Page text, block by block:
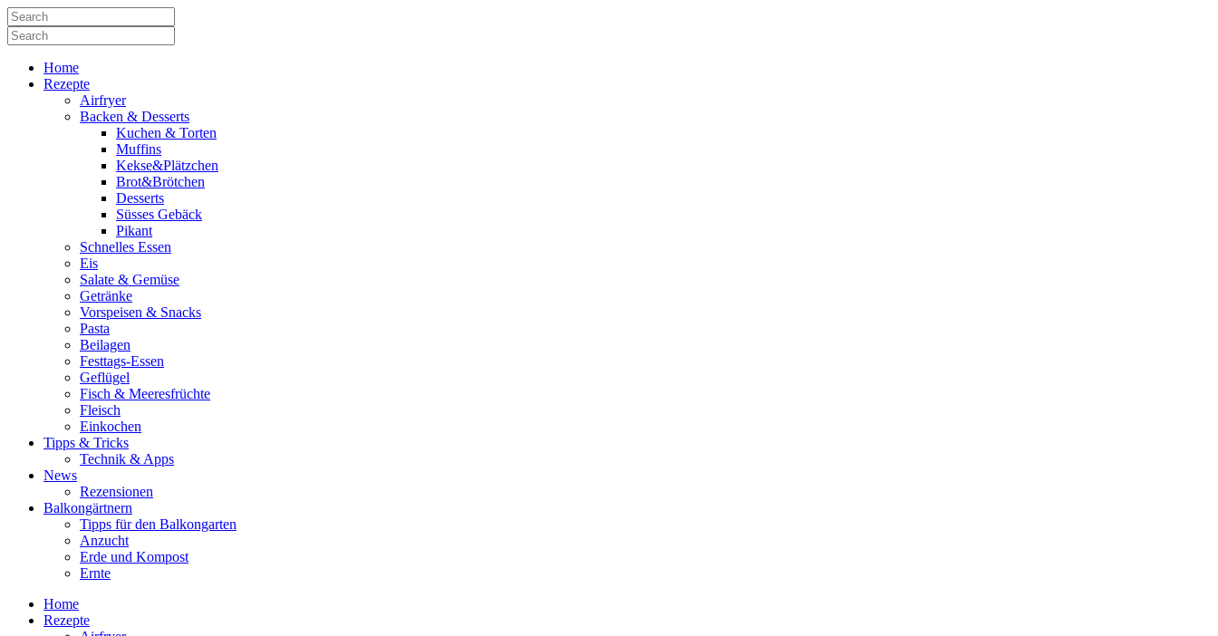
Home
Rezepte
Airfryer
Backen & Desserts
Kuchen & Torten
Muffins
Kekse&Plätzchen
Brot&Brötchen
Desserts
Süsses Gebäck
Pikant
Schnelles Essen
Eis
Salate & Gemüse
Getränke
Vorspeisen & Snacks
Pasta
Beilagen
Festtags-Essen
Geflügel
Fisch & Meeresfrüchte
Fleisch
Einkochen
Tipps & Tricks
Technik & Apps
News
Rezensionen
Balkongärtnern
Tipps für den Balkongarten
Anzucht
Erde und Kompost
Ernte
Home
Rezepte